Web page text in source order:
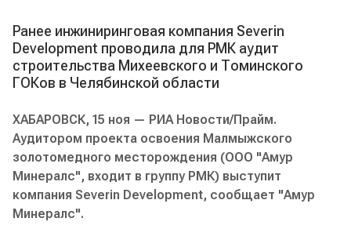
Ранее инжиниринговая компания Severin
Development проводила для РМК аудит
строительства Михеевского и Томинского
ГОКов в Челябинской области
ХАБАРОВСК, 15 ноя — РИА Новости/Прайм.
Аудитором проекта освоения Малмыжского
золотомедного месторождения (ООО "Амур
Минералс", входит в группу РМК) выступит
компания Severin Development, сообщает "Амур
Минералс".